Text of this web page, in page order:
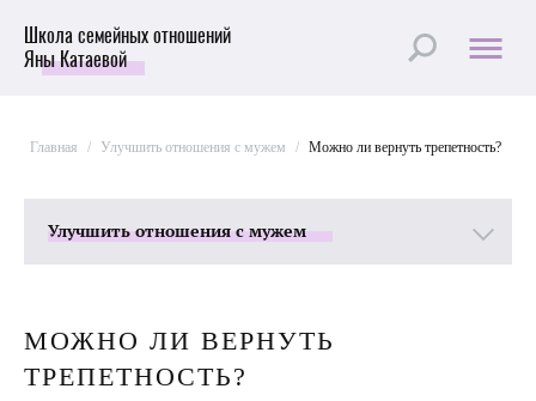
Школа семейных отношений
Яны Катаевой
Главная / Улучшить отношения с мужем / Можно ли вернуть трепетность?
МОЖНО ЛИ ВЕРНУТЬ
ТРЕПЕТНОСТЬ?
Лучшие статьи
Улучшить отношения с мужем